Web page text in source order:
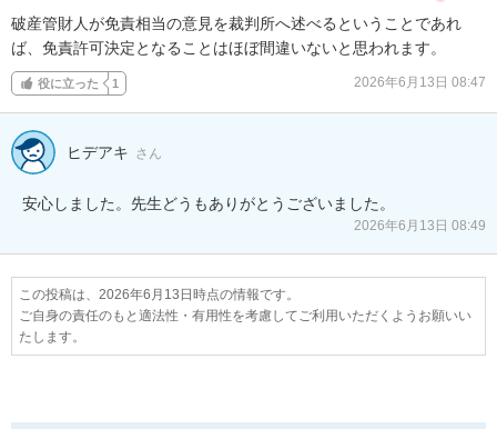
破産管財人が免責相当の意見を裁判所へ述べるということであれ
ば、免責許可決定となることはほぼ間違いないと思われます。
役に立った 1 2026年6月13日 08:47
ヒデアキ さん
安心しました。先生どうもありがとうございました。
2026年6月13日 08:49
この投稿は、2026年6月13日時点の情報です。
ご自身の責任のもと適法性・有用性を考慮してご利用いただくようお願いい
たします。